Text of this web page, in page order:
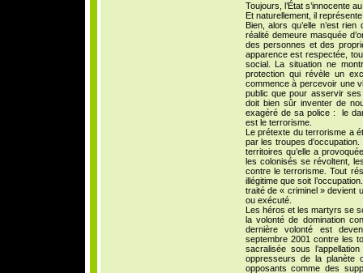
Toujours, l’État s’innocente
Et naturellement, il
Bien, alors qu’elle n’est
réalité demeure masquée
des personnes et des
apparence est respectée,
social. La situation ne
protection qui révèle un
commence à percevoir une
public que pour asservir
doit bien sûr inventer de
exagéré de sa police : le
est le terrorisme.
Le prétexte du terrorisme a
par les troupes
territoires qu’elle a
les colonisés se révoltent,
contre le terrorisme. Tout
illégitime que soit
traité de « criminel » devient
ou exécuté.
Les héros et les martyrs se
la volonté de domination
dernière volonté est
septembre 2001 contre les
sacralisée sous
oppresseurs de la planète
opposants comme des